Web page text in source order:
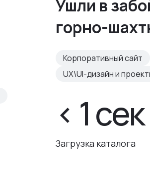
Ушли в
горно-
Корпоративный сайт
UX\UI-дизайн и
< 1 сек
Загрузка каталога